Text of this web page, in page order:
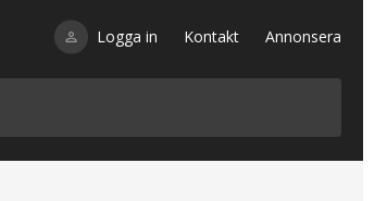
Logga in Kontakt Annonsera